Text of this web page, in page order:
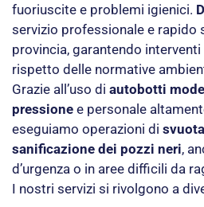
fuoriuscite e problemi igienici.
servizio professionale e
provincia, garantendo
rispetto delle normative
Grazie all’uso di autobotti
pressione e personale
eseguiamo operazioni di
sanificazione dei pozzi neri,
d’urgenza o in aree difficili da
I nostri servizi si rivolgono a